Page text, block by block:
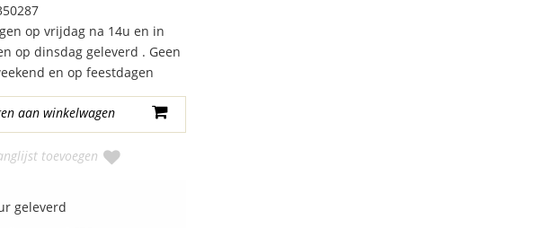
op vrijdag na 14u en in
op dinsdag geleverd . Geen
en op feestdagen
toevoegen
geleverd